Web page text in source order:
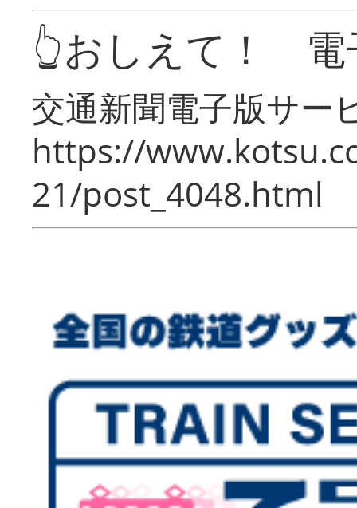
👆おしえて！ 電
交通新聞電子版サー
https://
21/post_4048.html